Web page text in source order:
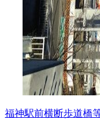
福神駅前横断歩道橋